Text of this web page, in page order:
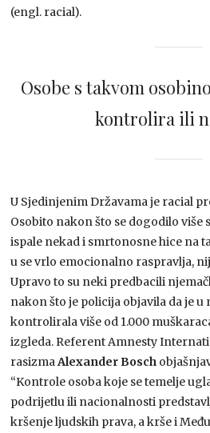
(engl. racial).
Osobe s takvom
kontrolira ili
U Sjedinjenim Državama je racial
Osobito nakon što se dogodilo više
ispale nekad i smrtonosne hice na
u se vrlo emocionalno raspravlja,
Upravo to su neki predbacili
nakon što je policija objavila da je
kontrolirala više od 1.000
izgleda. Referent Amnesty
rasizmaAlexander Bosch
“Kontrole osoba koje se temelje
podrijetlu ili nacionalnosti
kršenje ljudskih prava, a krše i